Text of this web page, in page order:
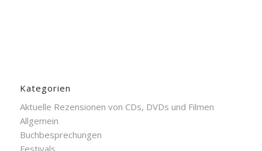
Kategorien
Aktuelle Rezensionen von CDs, DVDs und Filmen
Allgemein
Buchbesprechungen
Festivals